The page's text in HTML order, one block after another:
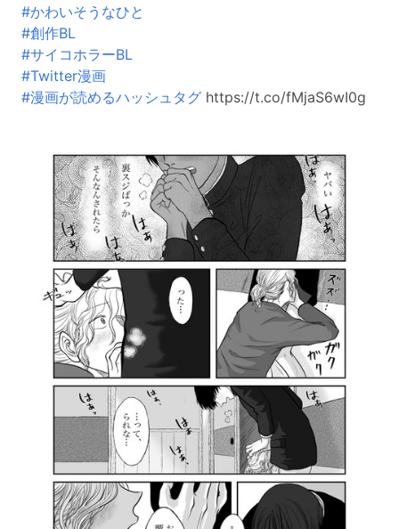
#かわいそうなひと
#創作BL
#サイコホラーBL
#Twitter漫画
#漫画が読めるハッシュタグ https://t.co/fMjaS6wI0g